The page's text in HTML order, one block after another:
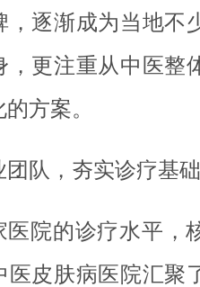
，逐渐成为当地不
，更注重从中医整
方案。
团队，夯实诊疗基础
医院的诊疗水平，
医皮肤病医院汇聚